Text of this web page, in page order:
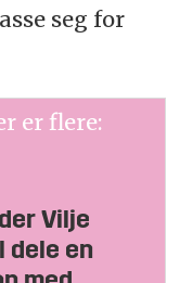
seg for
er flere:
Vilje
dele en